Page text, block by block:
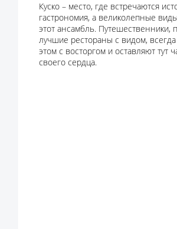
Куско – место, где встречаются
гастрономия, а великолепные
этот ансамбль. Путешественники,
лучшие рестораны с видом,
этом с восторгом и оставляют тут
своего сердца.